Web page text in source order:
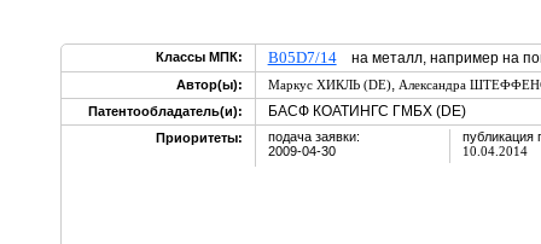
Классы МПК: B05D7/14на металл, например на
Автор(ы): Маркус ХИКЛЬ (DE), Александра
Патентообладатель(и):
БАСФ КОАТИНГС ГМБХ (DE)
Приоритеты:
подача заявки:
2009-04-30
публикация
10.04.2014